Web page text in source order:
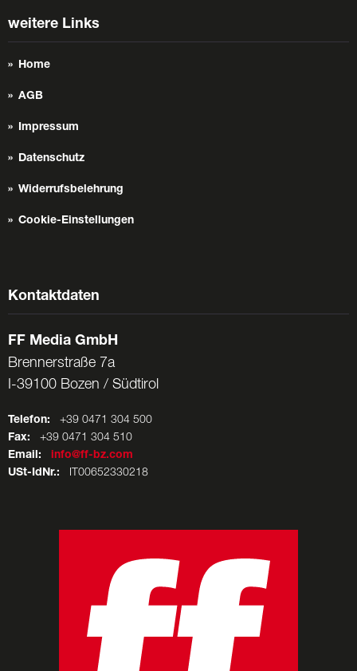
weitere Links
Home
AGB
Impressum
Datenschutz
Widerrufsbelehrung
Cookie-Einstellungen
Kontaktdaten
FF Media GmbH
Brennerstraße 7a
I-39100 Bozen / Südtirol
Telefon: +39 0471 304 500
Fax: +39 0471 304 510
Email:
info@ff-bz.com
USt-IdNr.: IT00652330218